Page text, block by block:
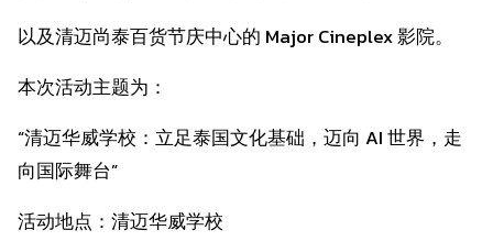
以及清迈尚泰百货节庆中心的 Major Cineplex 影院。
本次活动主题为：
“清迈华威学校：立足泰国文化基础，迈向 AI 世界，走
向国际舞台”
活动地点：清迈华威学校